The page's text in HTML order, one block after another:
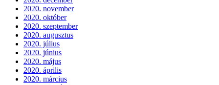
2020. november
2020. október
2020. szeptember
2020. augusztus
2020. július
2020. június
2020. május
2020. április
2020. március